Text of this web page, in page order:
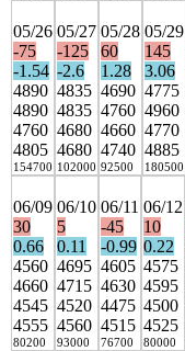
05/26
-75
-1.54
4890
4890
4760
4805
154700
05/27
-125
-2.6
4835
4835
4680
4680
102000
05/28
60
1.28
4690
4760
4660
4740
92500
05/29
145
3.06
4775
4960
4770
4885
180500
06/09
30
0.66
4560
4660
4545
4555
80200
06/10
5
0.11
4695
4715
4520
4560
93000
06/11
-45
-0.99
4605
4630
4475
4515
76700
06/12
10
0.22
4575
4595
4500
4525
80000